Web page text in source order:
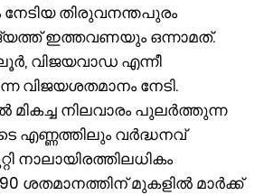
നേടിയ തിരുവനന്തപുരം
ഇത്തവണയും ഒന്നാമത്.
വിജയവാഡ എന്നീ
വിജയശതമാനം നേടി.
മികച്ച നിലവാരം പുലർത്തുന്ന
എണ്ണത്തിലും വർദ്ധനവ്
നാലായിരത്തിലധികം
ശതമാനത്തിന് മുകളിൽ മാർക്ക്